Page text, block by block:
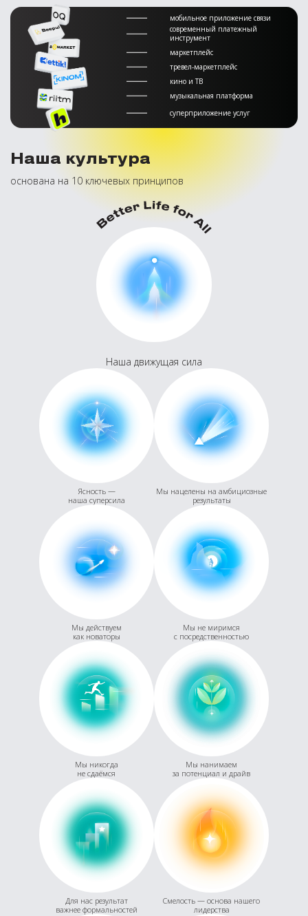
мобильное приложение связи
современный платежный
инструмент
маркетплейс
тревел-маркетплейс
кино и ТВ
музыкальная платформа
суперприложение услуг
Наша культура
основана на 10 ключевых принципов
Наша движущая сила
Ясность —
наша суперсила
Мы нацелены на амбициозные
результаты
Мы действуем
как новаторы
Мы не миримся
с посредственностью
Мы никогда
не сдаёмся
Мы нанимаем
за потенциал и драйв
Для нас результат
важнее формальностей
Смелость — основа нашего
лидерства